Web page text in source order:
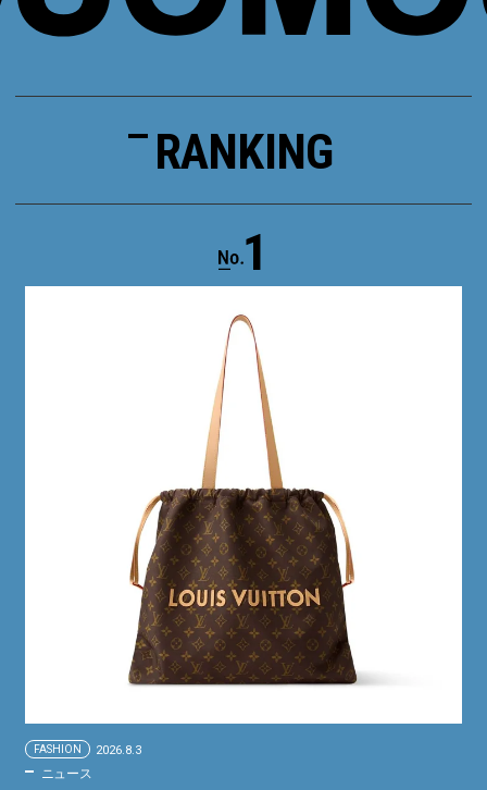
RANKING
1
FASHION 2026.8.3
ニュース